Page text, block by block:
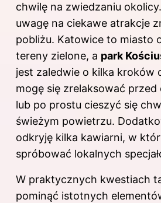
chwilę na zwiedzaniu
uwagę na ciekawe atrakcje
pobliżu. Katowice to miasto
tereny zielone, a park
jest zaledwie o kilka kroków
mogę się zrelaksować przed
lub po prostu cieszyć się
świeżym powietrzu.
odkryję kilka kawiarni, w
spróbować lokalnych
W praktycznych kwestiach
pominąć istotnych